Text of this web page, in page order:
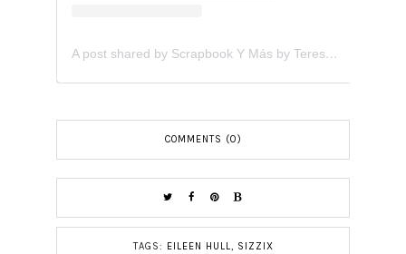
A post shared by Scrapbook Y Más by Teresita Arvelo (@scrapbookymas)
COMMENTS (0)
TAGS: EILEEN HULL, SIZZIX